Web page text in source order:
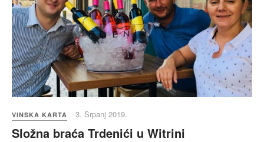
VINSKA KARTA 3. Srpanj 2019.
Složna braća Trdenići u Witrini